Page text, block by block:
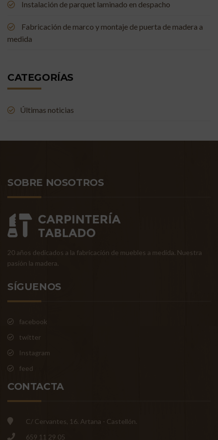
Instalación de parquet laminado en despacho
Fabricación de marco y montaje de puerta de madera a
medida
CATEGORÍAS
Últimas noticias
SOBRE NOSOTROS
20 años dedicados a la fabricación de muebles a medida. Nuestra
pasión la madera.
SÍGUENOS
facebook
twitter
Instagram
feed
CONTACTA
C/ Cervantes, 16. Artana - Castellón.
659 11 29 05